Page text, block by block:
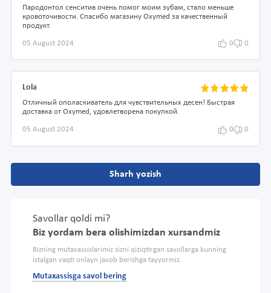
Пародонтол сенситив очень помог моим зубам, стало меньше
кровоточивости. Спасибо магазину Oxymed за качественный
продукт.
05 August 2024 0 0
Lola
Отличный ополаскиватель для чувствительных десен! Быстрая
доставка от Oxymed, удовлетворена покупкой.
05 August 2024 0 0
Sharh yozish
Savollar qoldi mi?
Biz yordam bera olishimizdan xursandmiz
Bizning mutaxassislarimiz sizni qiziqtirgan savollarga kunning
istalgan vaqti onlayn javob berishga tayyormiz.
Mutaxassisga savol bering